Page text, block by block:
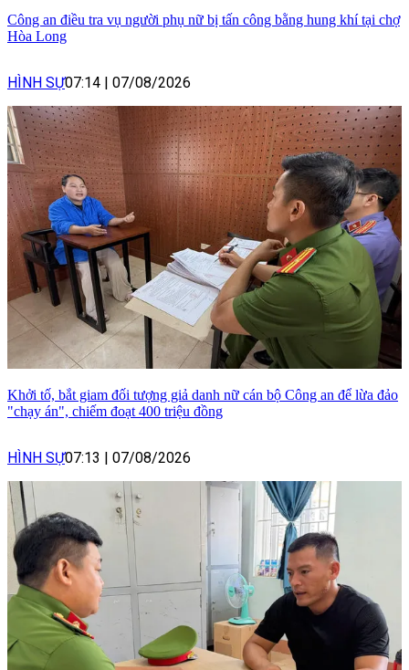
Công an điều tra vụ người phụ nữ bị tấn công bằng hung khí tại chợ
Hòa Long
HÌNH SỰ07:14 | 07/08/2026
Khởi tố, bắt giam đối tượng giả danh nữ cán bộ Công an để lừa đảo
"chạy án", chiếm đoạt 400 triệu đồng
HÌNH SỰ07:13 | 07/08/2026